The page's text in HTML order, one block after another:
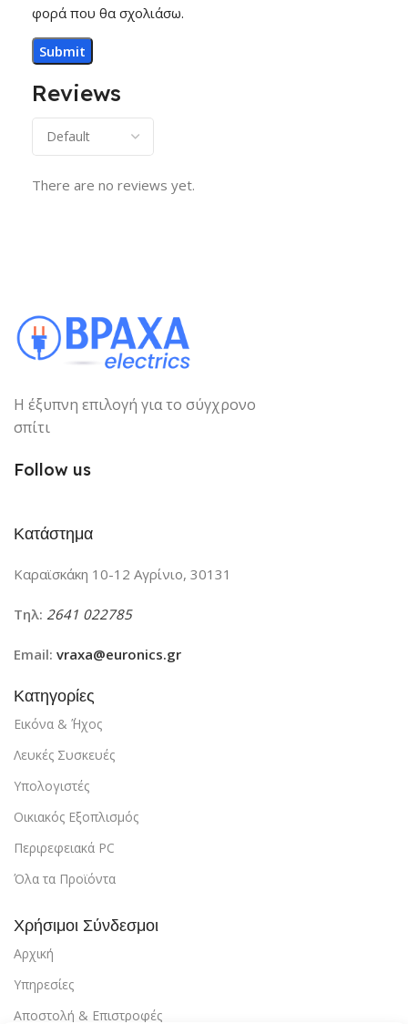
Reviews
There are no reviews yet.
φορά που θα σχολιάσω.
Η έξυπνη επιλογή για το σύγχρονο
σπίτι
Follow us
Κατάστημα
Καραϊσκάκη 10-12 Αγρίνιο, 30131
Τηλ: 2641 022785
Email: vraxa@euronics.gr
Κατηγορίες
Εικόνα & ΄Ήχος
Λευκές Συσκευές
Υπολογιστές
Οικιακός Εξοπλισμός
Περιρεφειακά PC
Όλα τα Προϊόντα
Χρήσιμοι Σύνδεσμοι
Αρχική
Υπηρεσίες
Αποστολή & Επιστροφές